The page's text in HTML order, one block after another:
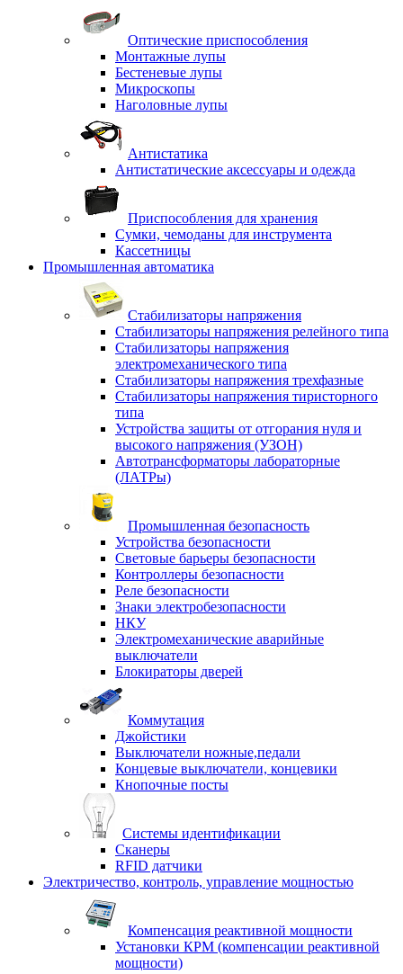
Оптические приспособления
Монтажные лупы
Бестеневые лупы
Микроскопы
Наголовные лупы
Антистатика
Антистатические аксессуары и одежда
Приспособления для хранения
Сумки, чемоданы для инструмента
Кассетницы
Промышленная автоматика
Стабилизаторы напряжения
Стабилизаторы напряжения релейного типа
Стабилизаторы напряжения
электромеханического типа
Стабилизаторы напряжения трехфазные
Стабилизаторы напряжения тиристорного
типа
Устройства защиты от отгорания нуля и
высокого напряжения (УЗОН)
Автотрансформаторы лабораторные
(ЛАТРы)
Промышленная безопасность
Устройства безопасности
Световые барьеры безопасности
Контроллеры безопасности
Реле безопасности
Знаки электробезопасности
НКУ
Электромеханические аварийные
выключатели
Блокираторы дверей
Коммутация
Джойстики
Выключатели ножные,педали
Концевые выключатели, концевики
Кнопочные посты
Системы идентификации
Сканеры
RFID датчики
Электричество, контроль, управление мощностью
Компенсация реактивной мощности
Установки КРМ (компенсации реактивной
мощности)